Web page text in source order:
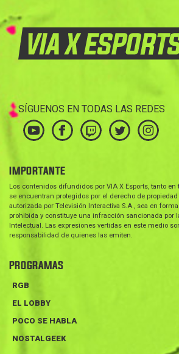
SÍGUENOS EN TODAS LAS REDES
IMPORTANTE
Los contenidos difundidos por VIA X Esports, tanto en
se encuentran protegidos por el derecho de
autorizada por Televisión Interactiva S.A., sea en
prohibida y constituye una infracción sancionada por
Intelectual. Las expresiones vertidas en este medio
responsabilidad de quienes las emiten.
PROGRAMAS
RGB
EL LOBBY
POCO SE HABLA
NOSTALGEEK